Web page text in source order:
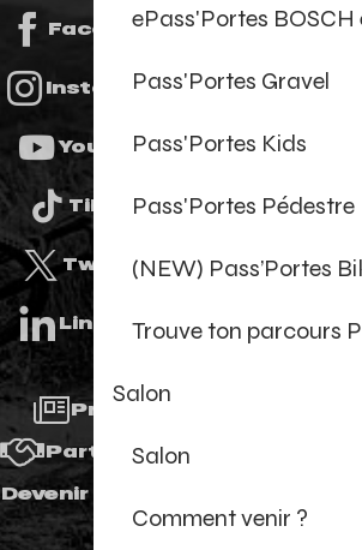
ePass'Portes
Pass'Portes Gravel
Pass'Portes Kids
Pass'Portes Pédestre
(NEW) Pass’Portes
Trouve ton parcours
Salon
Salon
Comment venir ?
Facebook
Instagram
Youtube
Tiktok
Twitter
Linkedin
Presse
Partenaires
Devenir Bénévole